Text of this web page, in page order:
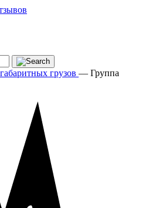
грузов — Группа